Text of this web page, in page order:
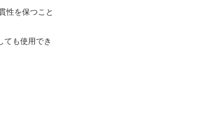
性を保つこと
ても使用でき